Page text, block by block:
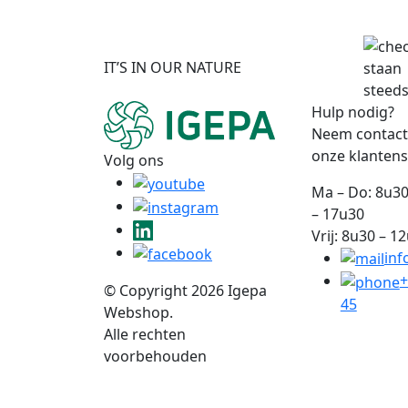
IT’S IN OUR NATURE
staan
Volg ons
© Copyright 2026 Igepa
Webshop.
Alle rechten
voorbehouden
Hulp nodig?
Neem
onze
Ma – Do:
– 17u30
Vrij: 8u30 –
45